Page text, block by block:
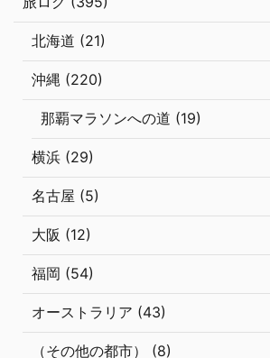
北海道 (21)
沖縄 (220)
那覇マラソンへの道 (19)
横浜 (29)
名古屋 (5)
大阪 (12)
福岡 (54)
オーストラリア (43)
（その他の都市） (8)